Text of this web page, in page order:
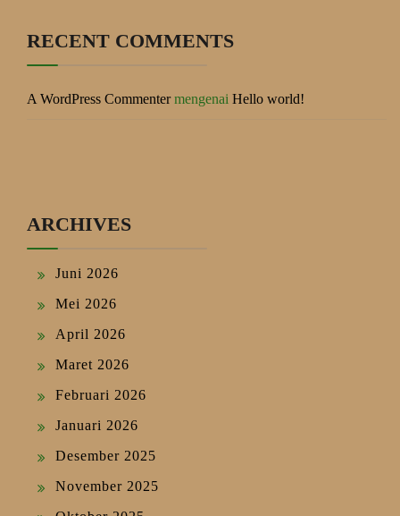
RECENT COMMENTS
A WordPress Commentermengenai Hello world!
ARCHIVES
Juni 2026
Mei 2026
April 2026
Maret 2026
Februari 2026
Januari 2026
Desember 2025
November 2025